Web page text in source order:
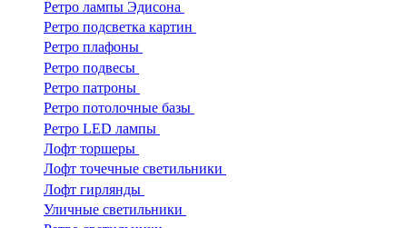
Ретро лампы Эдисона
Ретро подсветка картин
Ретро плафоны
Ретро подвесы
Ретро патроны
Ретро потолочные базы
Ретро LED лампы
Лофт торшеры
Лофт точечные светильники
Лофт гирлянды
Уличные светильники